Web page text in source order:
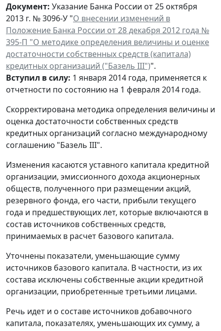
Документ: Указание Банка России от 25 октября
2013 г. № 3096-У "О внесении изменений в
Положение Банка России от 28 декабря 2012 года №
395-П "О методике определения величины и оценке
достаточности собственных средств (капитала)
кредитных организаций ("Базель III")".
Вступил в силу: 1 января 2014 года, применяется к
отчетности по состоянию на 1 февраля 2014 года.
Скорректирована методика определения величины и
оценка достаточности собственных средств
кредитных организаций согласно международному
соглашению "Базель III".
Изменения касаются уставного капитала кредитной
организации, эмиссионного дохода акционерных
обществ, полученного при размещении акций,
резервного фонда, его части, прибыли текущего
года и предшествующих лет, которые включаются в
состав источников собственных средств,
принимаемых в расчет базового капитала.
Уточнены показатели, уменьшающие сумму
источников базового капитала. В частности, из их
состава исключены собственные акции кредитной
организации, приобретенные третьими лицами.
Речь идет и о составе источников добавочного
капитала, показателях, уменьшающих их сумму, а